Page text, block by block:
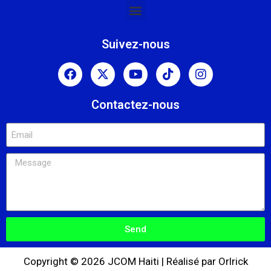
Suivez-nous
Contactez-nous
Send
Copyright © 2026 JCOM Haiti | Réalisé par Orlrick